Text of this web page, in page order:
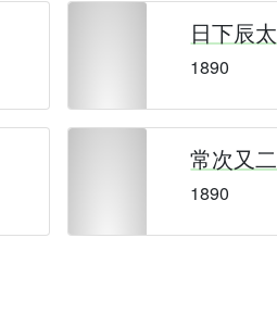
日下辰太
1890
常次又二
1890